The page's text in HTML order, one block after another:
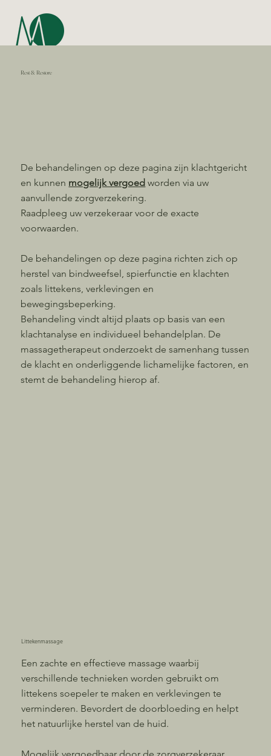
De behandelingen op deze pagina zijn klachtgericht
en kunnen mogelijk vergoed worden via uw
aanvullende zorgverzekering.
Raadpleeg uw verzekeraar voor de exacte
voorwaarden.
De behandelingen op deze pagina richten zich op
herstel van bindweefsel, spierfunctie en klachten
zoals littekens, verklevingen en
bewegingsbeperking.
Behandeling vindt altijd plaats op basis van een
klachtanalyse en individueel behandelplan. De
massagetherapeut onderzoekt de samenhang tussen
de klacht en onderliggende lichamelijke factoren, en
stemt de behandeling hierop af.
Littekenmassage
Een zachte en effectieve massage waarbij
verschillende technieken worden gebruikt om
littekens soepeler te maken en verklevingen te
verminderen. Bevordert de doorbloeding en helpt
het natuurlijke herstel van de huid.
Rest & Restore